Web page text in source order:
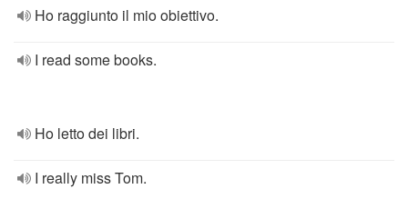
Ho raggiunto il mio obiettivo.
I read some books.
Ho letto dei libri.
I really miss Tom.